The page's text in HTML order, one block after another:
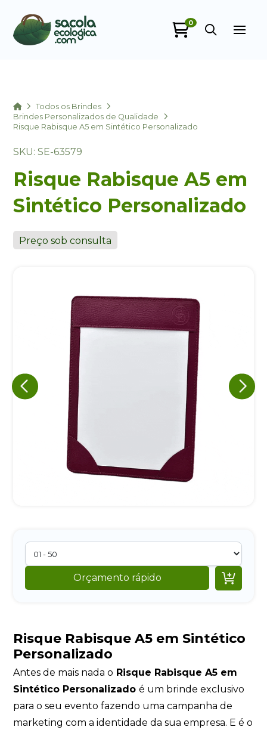
0
HomeTodos os Brindes
Brindes Personalizados de Qualidade
Risque Rabisque A5 em Sintético Personalizado
SKU: SE-63579
Risque Rabisque A5 em
Sintético Personalizado
Preço sob consulta
Orçamento rápido 
Risque Rabisque A5 em Sintético
Personalizado
Antes de mais nada o Risque Rabisque A5 em
Sintético Personalizadoé um brinde exclusivo
para o seu evento fazendo uma campanha de
marketing com a identidade da sua empresa. E é o
Eu concordo em receber comunicações.
A nossa empresa está comprometida a proteger e respeitar
sua privacidade, utilizaremos seus dados apenas para fins
de marketing. Você pode alterar suas preferências a
qualquer momento.